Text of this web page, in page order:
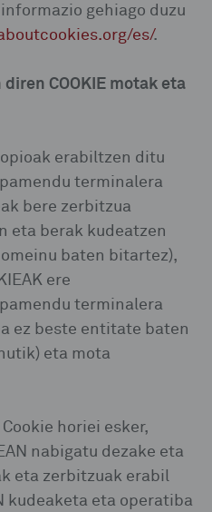
gehiago duzu
es/.
COOKIE motak eta
erabiltzen ditu
terminalera
bere zerbitzua
eta berak kudeatzen
baten bitartez),
ere
terminalera
ez beste entitate baten
eta mota
horiei esker,
nabigatu dezake eta
eta zerbitzuak erabil
kudeaketa eta operatiba